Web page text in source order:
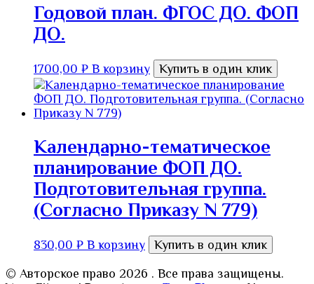
Годовой план. ФГОС ДО. ФОП
ДО.
1700,00 ₽ В корзину Купить в один клик
Календарно-тематическое
планирование ФОП ДО.
Подготовительная группа.
(Согласно Приказу N 779)
830,00 ₽ В корзину Купить в один клик
© Авторское право 2026 . Все права защищены.